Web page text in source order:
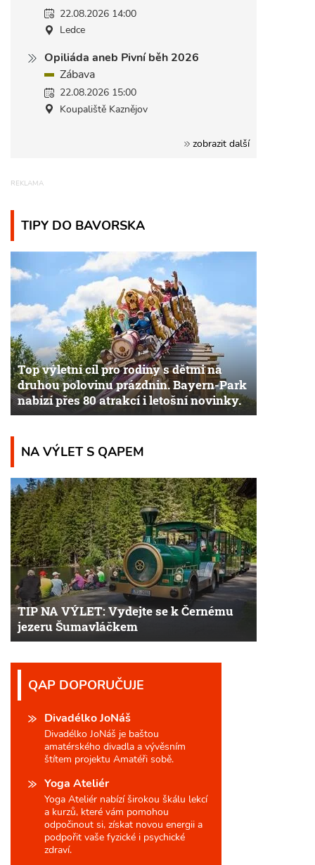
22.08.2026 14:00
Ledce
Opiliáda aneb Pivní běh 2026
Zábava
22.08.2026 15:00
Koupaliště Kaznějov
zobrazit další
TIPY DO BAVORSKA
Top výletní cíl pro rodiny s dětmi na
druhou polovinu prázdnin. Bayern-Park
nabízí přes 80 atrakcí i letošní novinky.
NA VÝLET S QAPEM
TIP NA VÝLET: Vydejte se k Černému
jezeru Šumavláčkem
QAP DOPORUČUJE
Divadélko JoNáš
Divadélko JoNáš je baštou
amatérského divadla a vývěsním
štítem projektu Amatéři sobě.
Yoga Ateliér
Yoga Ateliér nabízí širokou škálu lekcí
a kurzů, které vám pomohou
odpočinout si, získat novou energii a
podpořit vaše fyzické i psychické
zdraví.